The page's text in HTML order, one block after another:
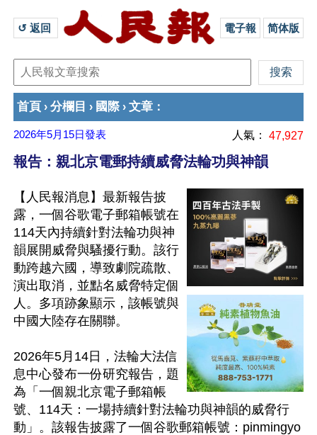
↺ 返回 電子報 简体版
首頁 › 分欄目 › 國際› 文章 ：
2026年5月15日發表 人氣： 47,927
報告：親北京電郵持續威脅法輪功與神韻
【人民報消息】最新報告披
露，一個谷歌電子郵箱帳號在
114天內持續針對法輪功與神
韻展開威脅與騷擾行動。該行
動跨越六國，導致劇院疏散、
演出取消，並點名威脅特定個
人。多項跡象顯示，該帳號與
中國大陸存在關聯。
2026年5月14日，法輪大法信
息中心發布一份研究報告，題
為「一個親北京電子郵箱帳
號、114天：一場持續針對法輪功與神韻的威脅行
動」。該報吿披露了一個谷歌郵箱帳號： pinmingyo